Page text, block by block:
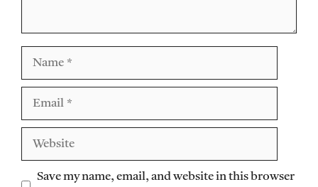
Save my name, email, and website in this browser